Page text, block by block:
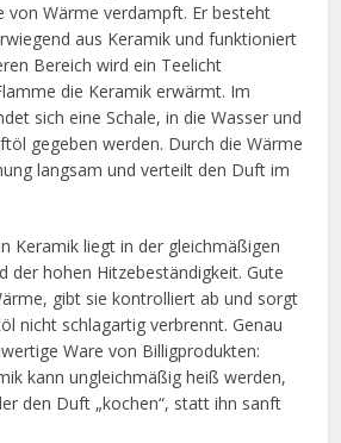
Wärme verdampft. Er besteht
aus Keramik und funktioniert
Bereich wird ein Teelicht
die Keramik erwärmt. Im
sich eine Schale, in die Wasser und
gegeben werden. Durch die Wärme
langsam und verteilt den Duft im
Keramik liegt in der gleichmäßigen
der hohen Hitzebeständigkeit. Gute
gibt sie kontrolliert ab und sorgt
nicht schlagartig verbrennt. Genau
Ware von Billigprodukten:
kann ungleichmäßig heiß werden,
den Duft „kochen“, statt ihn sanft